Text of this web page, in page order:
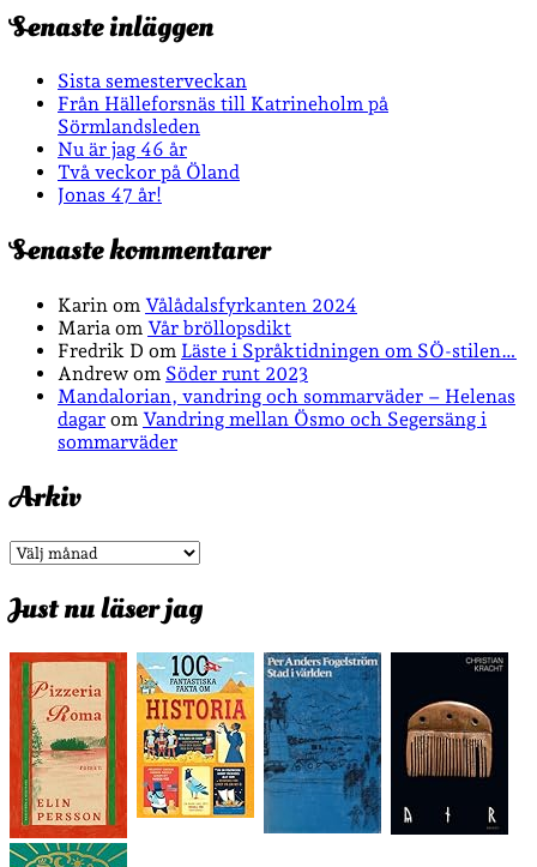
Senaste inläggen
Sista semesterveckan
Från Hälleforsnäs till Katrineholm på
Sörmlandsleden
Nu är jag 46 år
Två veckor på Öland
Jonas 47 år!
Senaste kommentarer
Karin om Vålådalsfyrkanten 2024
Maria om Vår bröllopsdikt
Fredrik D om Läste i Språktidningen om SÖ-stilen…
Andrew om Söder runt 2023
Mandalorian, vandring och sommarväder – Helenas
dagar om Vandring mellan Ösmo och Segersäng i
sommarväder
Arkiv
Arkiv
Just nu läser jag